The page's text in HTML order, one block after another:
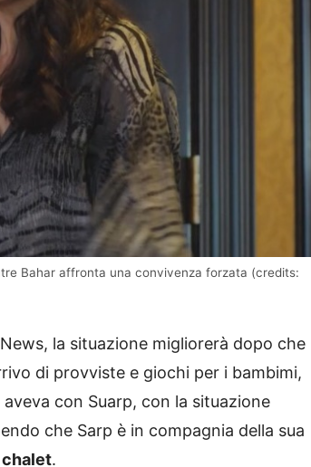
Bahar affronta una convivenza forzata (credits:
la situazione migliorerà dopo che
di provviste e giochi per i bambimi,
con Suarp, con la situazione
che Sarp è in compagnia della sua
.